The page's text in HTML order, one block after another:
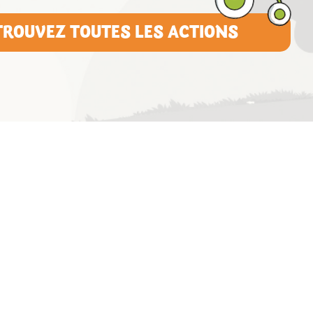
TOUTES LES ACTIONS